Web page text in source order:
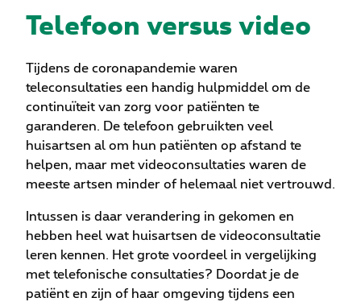
Telefoon versus video
Tijdens de coronapandemie waren
teleconsultaties een handig hulpmiddel om de
continuïteit van zorg voor patiënten te
garanderen. De telefoon gebruikten veel
huisartsen al om hun patiënten op afstand te
helpen, maar met videoconsultaties waren de
meeste artsen minder of helemaal niet vertrouwd.
Intussen is daar verandering in gekomen en
hebben heel wat huisartsen de videoconsultatie
leren kennen. Het grote voordeel in vergelijking
met telefonische consultaties? Doordat je de
patiënt en zijn of haar omgeving tijdens een